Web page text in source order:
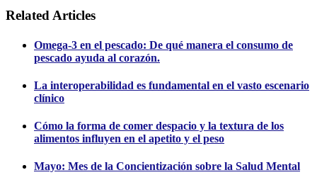
Related Articles
Omega-3 en el pescado: De qué manera el consumo de
pescado ayuda al corazón.
La interoperabilidad es fundamental en el vasto escenario
clínico
Cómo la forma de comer despacio y la textura de los
alimentos influyen en el apetito y el peso
Mayo: Mes de la Concientización sobre la Salud Mental